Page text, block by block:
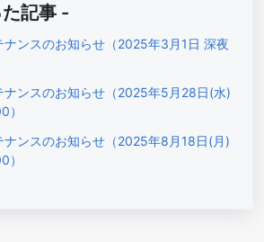
記事 -
ナンスのお知らせ（2025年3月1日 深夜
ナンスのお知らせ（2025年5月28日(水)
ナンスのお知らせ（2025年8月18日(月)